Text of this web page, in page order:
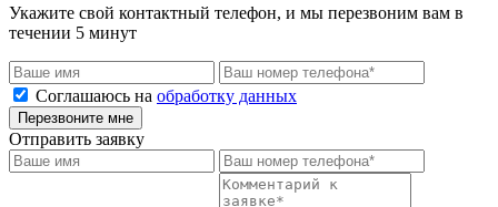
Укажите свой контактный телефон, и мы перезвоним вам в
течении 5 минут
Соглашаюсь на обработку данных
Перезвоните мне
Отправить заявку